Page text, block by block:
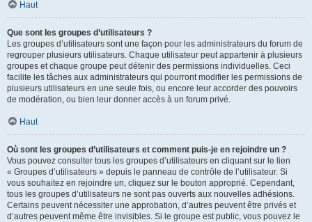
Haut
Que sont les groupes d’utilisateurs ?
Les groupes d’utilisateurs sont une façon pour les administrateurs du forum de
regrouper plusieurs utilisateurs. Chaque utilisateur peut appartenir à plusieurs
groupes et chaque groupe peut détenir des permissions individuelles. Ceci
facilite les tâches aux administrateurs qui pourront modifier les permissions de
plusieurs utilisateurs en une seule fois, ou encore leur accorder des pouvoirs
de modération, ou bien leur donner accès à un forum privé.
Haut
Où sont les groupes d’utilisateurs et comment puis-je en rejoindre un ?
Vous pouvez consulter tous les groupes d’utilisateurs en cliquant sur le lien
« Groupes d’utilisateurs » depuis le panneau de contrôle de l’utilisateur. Si
vous souhaitez en rejoindre un, cliquez sur le bouton approprié. Cependant,
tous les groupes d’utilisateurs ne sont pas ouverts aux nouvelles adhésions.
Certains peuvent nécessiter une approbation, d’autres peuvent être privés et
d’autres peuvent même être invisibles. Si le groupe est public, vous pouvez le